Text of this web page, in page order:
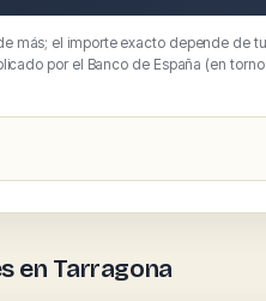
más; el importe exacto depende de
por el Banco de España (en
en Tarragona